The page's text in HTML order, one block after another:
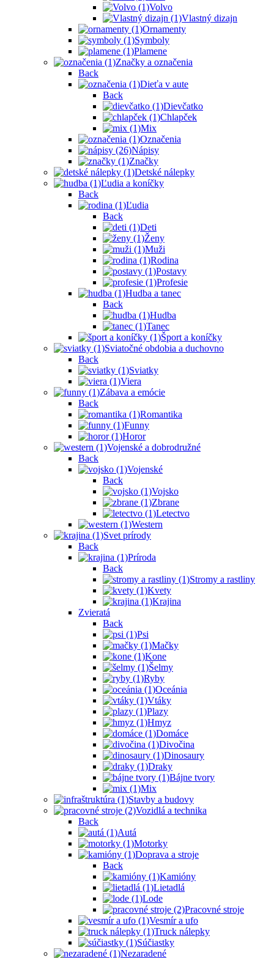
Volvo
Vlastný dizajn
Ornamenty
Symboly
Plamene
Značky a označenia
Back
Dieťa v aute
Back
Dievčatko
Chlapček
Mix
Označenia
Nápisy
Značky
Detské nálepky
Ľudia a koníčky
Back
Ľudia
Back
Deti
Ženy
Muži
Rodina
Postavy
Profesie
Hudba a tanec
Back
Hudba
Tanec
Šport a koníčky
Sviatočné obdobia a duchovno
Back
Sviatky
Viera
Zábava a emócie
Back
Romantika
Funny
Horor
Vojenské a dobrodružné
Back
Vojenské
Back
Vojsko
Zbrane
Letectvo
Western
Svet prírody
Back
Príroda
Back
Stromy a rastliny
Kvety
Krajina
Zvieratá
Back
Psi
Mačky
Kone
Šelmy
Ryby
Oceánia
Vtáky
Plazy
Hmyz
Domáce
Divočina
Dinosaury
Draky
Bájne tvory
Mix
Stavby a budovy
Vozidlá a technika
Back
Autá
Motorky
Doprava a stroje
Back
Kamióny
Lietadlá
Lode
Pracovné stroje
Vesmír a ufo
Truck nálepky
Súčiastky
Nezaradené